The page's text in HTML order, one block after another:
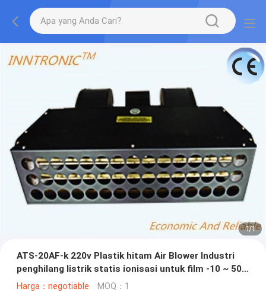
1/1
ATS-20AF-k 220v Plastik hitam Air Blower Industri
penghilang listrik statis ionisasi untuk film -10 ~ 50
°C
Harga：negotiable MOQ：1